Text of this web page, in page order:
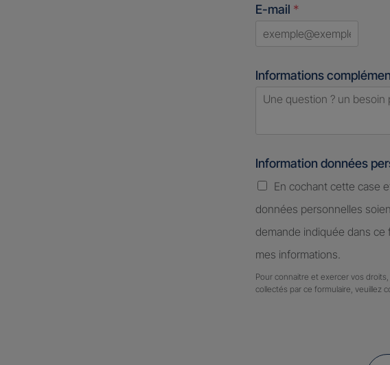
selected
E-mail *
Informations
Information données
En cochant cette case
données personnelles
demande indiquée dans
mes informations.
Pour connaitre et exercer vos
collectés par ce formulaire, veuillez